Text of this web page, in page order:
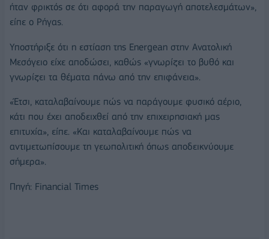
ήταν φρικτός σε ότι αφορά την παραγωγή αποτελεσμάτων»,
είπε ο Ρήγας.
Υποστήριξε ότι η εστίαση της Energean στην Ανατολική
Μεσόγειο είχε αποδώσει, καθώς «γνωρίζει το βυθό και
γνωρίζει τα θέματα πάνω από την επιφάνεια».
«Έτσι, καταλαβαίνουμε πώς να παράγουμε φυσικό αέριο,
κάτι που έχει αποδειχθεί από την επιχειρησιακή μας
επιτυχία», είπε. «Και καταλαβαίνουμε πώς να
αντιμετωπίσουμε τη γεωπολιτική όπως αποδεικνύουμε
σήμερα».
Πηγή: Financial Times